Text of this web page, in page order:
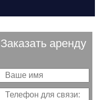
Заказать аренду